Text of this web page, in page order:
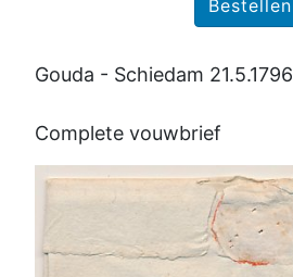
Gouda - Schiedam 21.5.1796
Complete vouwbrief